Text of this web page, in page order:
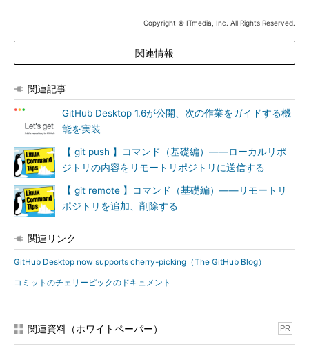
Copyright © ITmedia, Inc. All Rights Reserved.
関連情報
関連記事
GitHub Desktop 1.6が公開、次の作業をガイドする機
能を実装
【 git push 】コマンド（基礎編）――ローカルリポ
ジトリの内容をリモートリポジトリに送信する
【 git remote 】コマンド（基礎編）――リモートリ
ポジトリを追加、削除する
関連リンク
GitHub Desktop now supports cherry-picking（The GitHub Blog）
コミットのチェリーピックのドキュメント
関連資料（ホワイトペーパー） PR